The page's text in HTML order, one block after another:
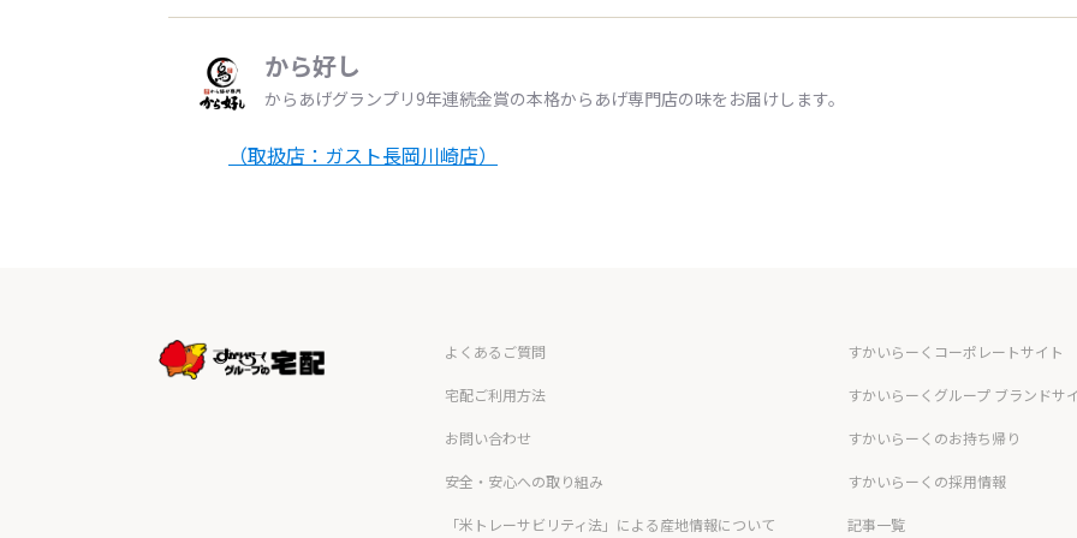
から好し
からあげグランプリ9年連続金賞の本格からあげ専門店の味をお届けします。
（取扱店：ガスト長岡川崎店）
よくあるご質問
宅配ご利用方法
お問い合わせ
安全・安心への取り組み
「米トレーサビリティ法」による産地情報について
すかいらーくコーポレートサイト
すかいらーくグループ ブランドサ
すかいらーくのお持ち帰り
すかいらーくの採用情報
記事一覧